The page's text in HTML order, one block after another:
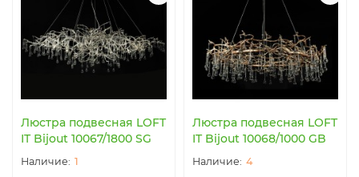
Люстра подвесная LOFT
IT Bijout 10067/1800 SG
1
Люстра подвесная LOFT
IT Bijout 10068/1000 GB
4